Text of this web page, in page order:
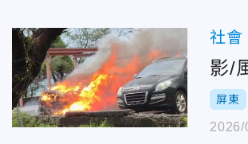
社會
影/
屏東
2026/